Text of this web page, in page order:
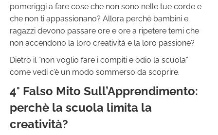
pomeriggi a fare cose che non sono nelle tue corde e
che non ti appassionano? Allora perchè bambini e
ragazzi devono passare ore e ore a ripetere temi che
non accendono la loro creatività e la loro passione?
Dietro il “non voglio fare i compiti e odio la scuola”
come vedi c’è un modo sommerso da scoprire.
4° Falso Mito Sull’Apprendimento:
perchè la scuola limita la
creatività?